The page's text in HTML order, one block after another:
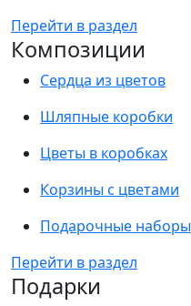
Перейти в раздел
Композиции
Сердца из цветов
Шляпные коробки
Цветы в коробках
Корзины с цветами
Подарочные наборы
Перейти в раздел
Подарки